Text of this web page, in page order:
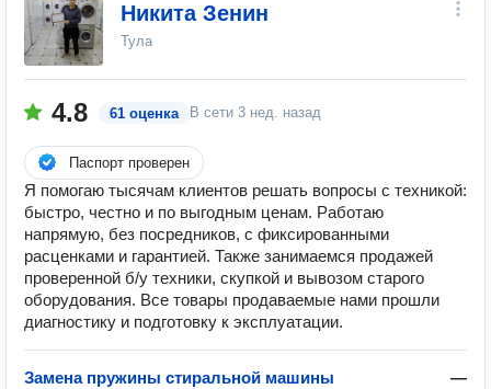
Никита Зенин
Тула
4.8 61 оценка В сети 3 нед. назад
Паспорт проверен
Я помогаю тысячам клиентов решать вопросы с техникой:
быстро, честно и по выгодным ценам. Работаю
напрямую, без посредников, с фиксированными
расценками и гарантией. Также занимаемся продажей
проверенной б/у техники, скупкой и вывозом старого
оборудования. Все товары продаваемые нами прошли
диагностику и подготовку к эксплуатации.
Замена пружины стиральной машины —